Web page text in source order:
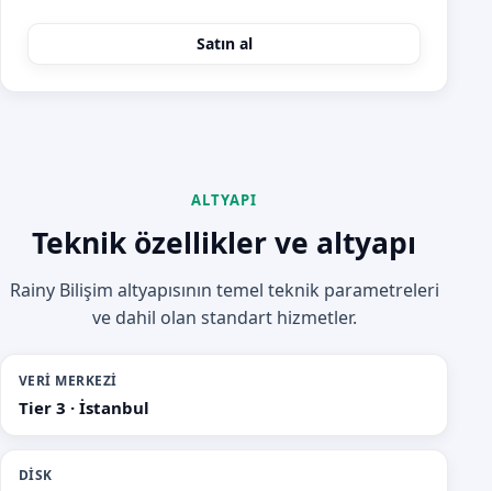
Satın al
ALTYAPI
Teknik özellikler ve altyapı
Rainy Bilişim altyapısının temel teknik parametreleri
ve dahil olan standart hizmetler.
VERI MERKEZI
Tier 3 · İstanbul
DISK